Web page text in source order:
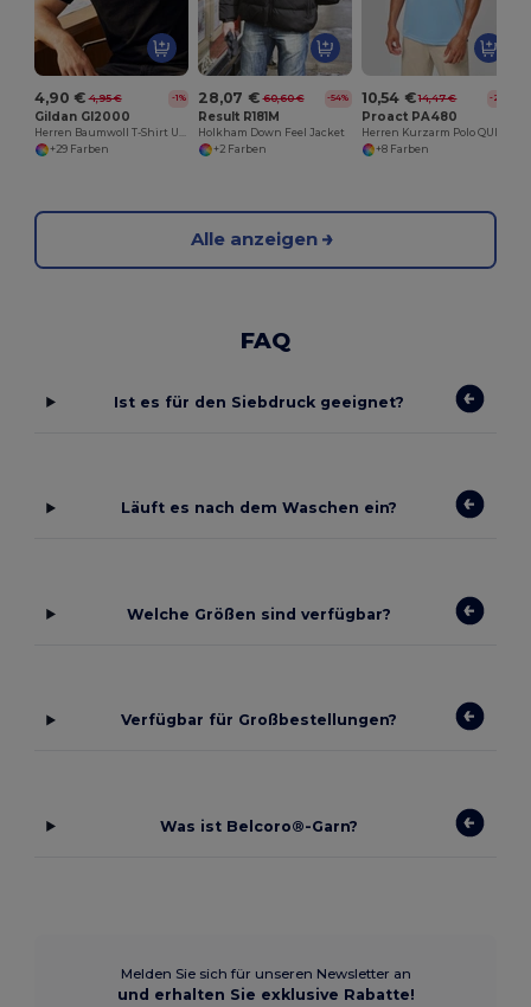
4,90 € 4,95 € -1%
Gildan GI2000
+29 Farben
28,07 € 60,60 € -54%
Result R181M
Holkham Down Feel Jacket
+2 Farben
10,54 € 14,47 € -27%
Proact PA480
+8 Farben
Alle anzeigen
FAQ
Ist es für den Siebdruck geeignet?
Läuft es nach dem Waschen ein?
Welche Größen sind verfügbar?
Verfügbar für Großbestellungen?
Was ist Belcoro®-Garn?
Melden Sie sich für unseren Newsletter an
und erhalten Sie exklusive Rabatte!